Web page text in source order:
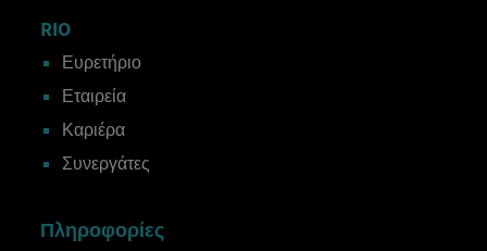
RIO
Ευρετήριο
Εταιρεία
Καριέρα
Συνεργάτες
Πληροφορίες